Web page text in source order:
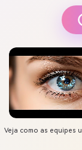
Veja como as equipes